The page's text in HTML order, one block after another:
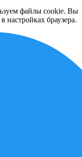
файлы cookie. Вы
настройках браузера.